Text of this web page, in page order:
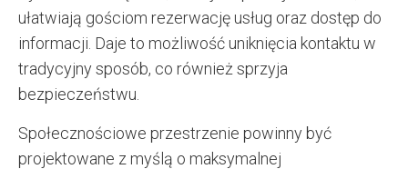
ułatwiają gościom rezerwację usług oraz dostęp do
informacji. Daje to możliwość uniknięcia kontaktu w
tradycyjny sposób, co również sprzyja
bezpieczeństwu.
Społecznościowe przestrzenie powinny być
projektowane z myślą o maksymalnej